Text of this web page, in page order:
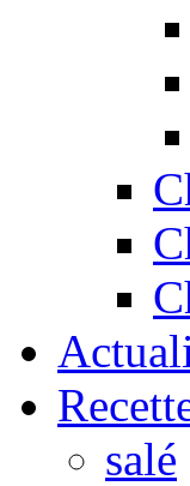
salé